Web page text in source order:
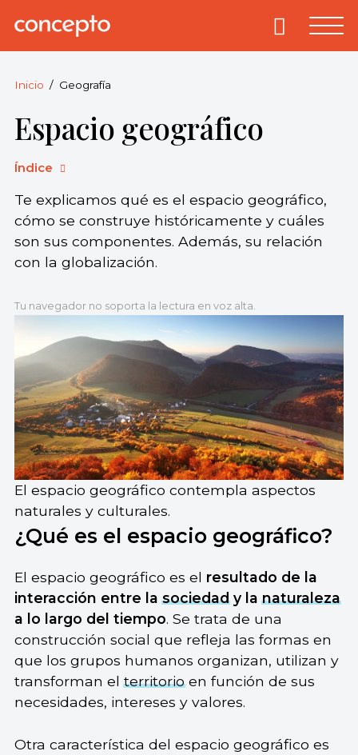
Concepto.
derechos
reservados.
Primary
Inicio Geografía
Espacio geográfico
Índice
Te explicamos qué es el espacio geográfico,
cómo se construye históricamente y cuáles
son sus componentes. Además, su relación
con la globalización.
Tu navegador no soporta la lectura en voz alta.
El espacio geográfico contempla aspectos
naturales y culturales.
¿Qué es el espacio geográfico?
El espacio geográfico es el resultado de la
interacción entre lasociedady lanaturaleza
a lo largo del tiempo. Se trata de una
construcción social que refleja las formas en
que los grupos humanos organizan, utilizan y
transforman elterritorioen función de sus
necesidades, intereses y valores.
Otra característica del espacio geográfico es